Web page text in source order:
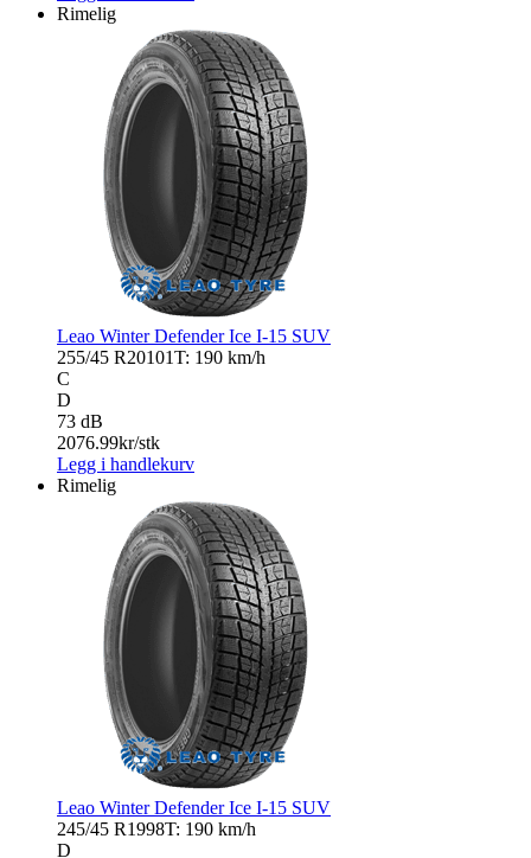
Rimelig
Leao Winter Defender Ice I-15 SUV
255/45 R20101T: 190 km/h
C
D
73 dB
2076.99kr/stk
Legg i handlekurv
Rimelig
Leao Winter Defender Ice I-15 SUV
245/45 R1998T: 190 km/h
D